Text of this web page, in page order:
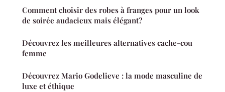
Comment choisir des robes à franges pour un look
de soirée audacieux mais élégant?
Découvrez les meilleures alternatives cache-cou
femme
Découvrez Mario Godelieve : la mode masculine de
luxe et éthique